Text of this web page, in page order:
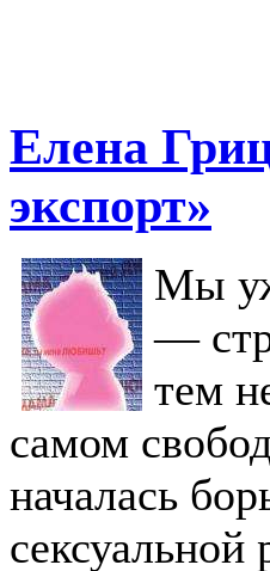
Елена
экспорт»
Мы
—
тем
самом
началась